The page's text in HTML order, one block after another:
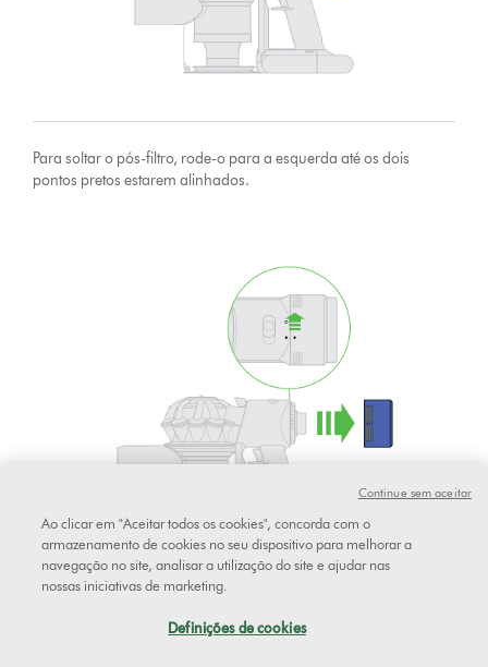
Para soltar o pós-filtro, rode-o para a esquerda até os dois
pontos pretos estarem alinhados.
Apenas com água fria, deixe correr a água sobre o exterior dos
filtros até a água correr limpa.
Ao clicar em "Aceitar todos os cookies", concorda com o
armazenamento de cookies no seu dispositivo para melhorar a
navegação no site, analisar a utilização do site e ajudar nas
nossas iniciativas de marketing.
Definições de cookies
Continue sem aceitar